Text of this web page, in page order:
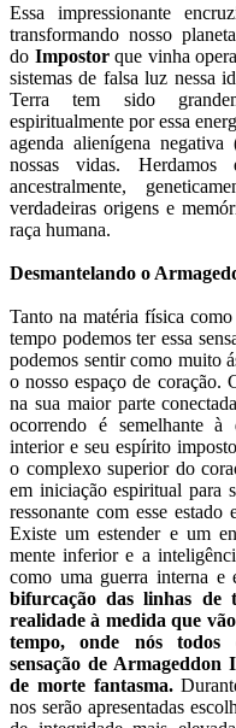
Essa impressionante
transformando nosso
do Impostorque vinha
sistemas de falsa luz nessa
Terra tem sido
espiritualmente por essa
agenda alienígena
nossas vidas.
ancestralmente,
verdadeiras origens e
raça humana.
Desmantelando o
Tanto na matéria física
tempo podemos ter essa
podemos sentir como muito
o nosso espaço de coração.
na sua maior parte
ocorrendo é semelhante à
interior e seu espírito
o complexo superior do
em iniciação espiritual para
ressonante com esse
Existe um estender e um
mente inferior e a
como uma guerra interna e
bifurcação das linhas de
realidade à medida que
tempo, onde nós todos
sensação de
de morte fantasma.
nos serão apresentadas